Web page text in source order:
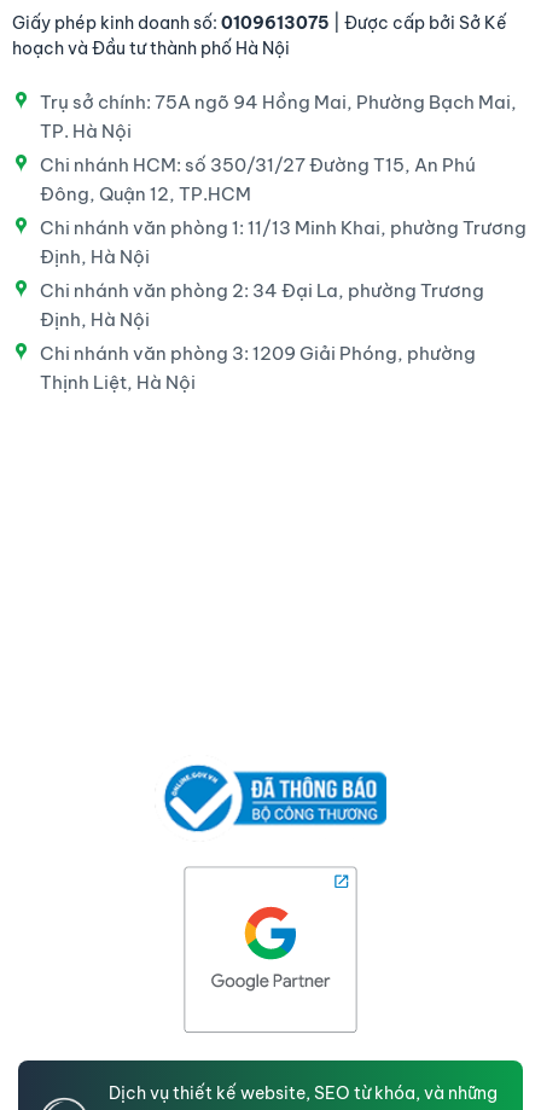
Giấy phép kinh doanh số: 0109613075 | Được cấp bởi Sở Kế
hoạch và Đầu tư thành phố Hà Nội
Trụ sở chính: 75A ngõ 94 Hồng Mai, Phường Bạch Mai,
TP. Hà Nội
Chi nhánh HCM: số 350/31/27 Đường T15, An Phú
Đông, Quận 12, TP.HCM
Chi nhánh văn phòng 1: 11/13 Minh Khai, phường Trương
Định, Hà Nội
Chi nhánh văn phòng 2: 34 Đại La, phường Trương
Định, Hà Nội
Chi nhánh văn phòng 3: 1209 Giải Phóng, phường
Thịnh Liệt, Hà Nội
Dịch vụ thiết kế website, SEO từ khóa, và những